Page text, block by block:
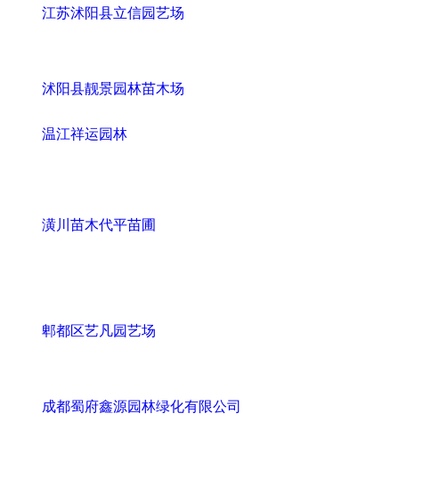
江苏沭阳县立信园艺场
沭阳县靓景园林苗木场
温江祥运园林
潢川苗木代平苗圃
郫都区艺凡园艺场
成都蜀府鑫源园林绿化有限公司